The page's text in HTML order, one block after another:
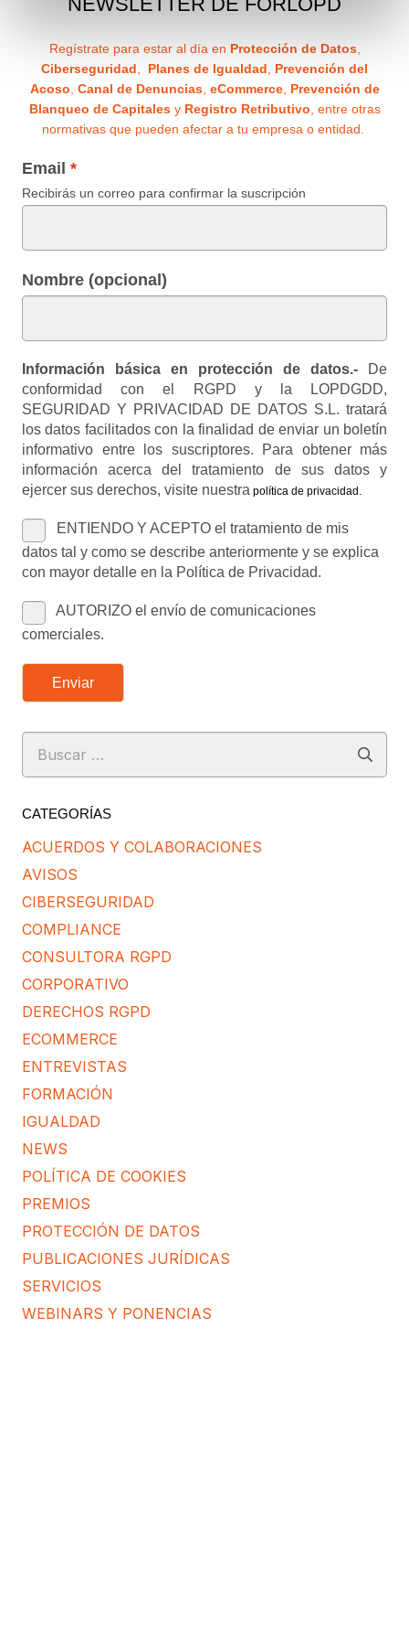
Regístrate para estar al día en Protección de Datos,
Ciberseguridad
Planes de Igualdad
Prevención del
Acoso Canal de Denuncias, eCommerce, Prevención de
Blanqueo de Capitalesy Registro Retributivo , entre otras
normativas que pueden afectar a tu empresa o entidad.
Email
Recibirás un correo para confirmar la suscripción
Nombre (opcional)
Información básica en protección de datos.- De
conformidad con el RGPD y la LOPDGDD,
SEGURIDAD Y PRIVACIDAD DE DATOS S.L. tratará
los datos facilitados con la finalidad de enviar un boletín
informativo entre los suscriptores. Para obtener más
información acerca del tratamiento de sus datos y
ejercer sus derechos, visite nuestra política de privacidad
ENTIENDO Y ACEPTO el tratamiento de mis
datos tal y como se describe anteriormente y se explica
con mayor detalle en la Política de Privacidad.
AUTORIZO el envío de comunicaciones
comerciales.
Enviar
Buscar:
CATEGORÍAS
ACUERDOS Y COLABORACIONES
AVISOS
CIBERSEGURIDAD
COMPLIANCE
CONSULTORA RGPD
CORPORATIVO
DERECHOS RGPD
ECOMMERCE
ENTREVISTAS
FORMACIÓN
IGUALDAD
NEWS
POLÍTICA DE COOKIES
PREMIOS
PROTECCIÓN DE DATOS
PUBLICACIONES JURÍDICAS
SERVICIOS
WEBINARS Y PONENCIAS